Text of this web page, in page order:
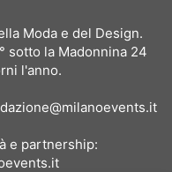
Moda e del Design.
sotto la Madonnina 24
l'anno.
e partnership: